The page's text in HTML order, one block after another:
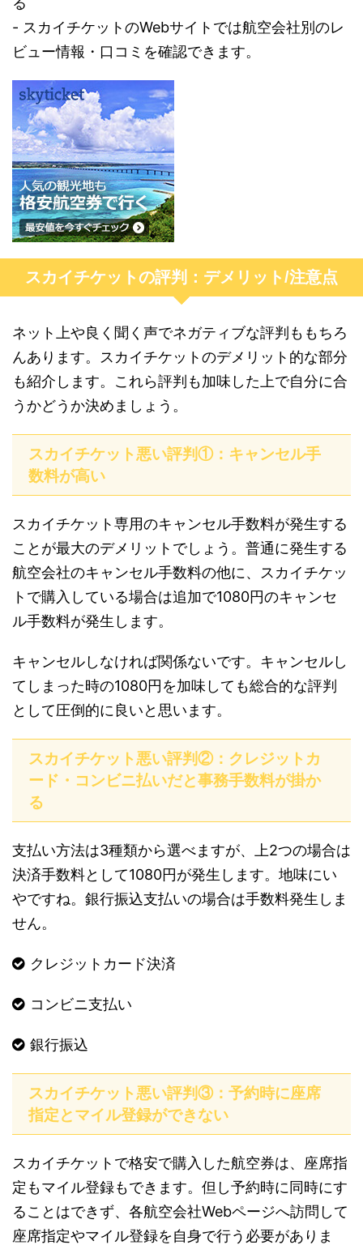
- スカイチケットのWebサイトでは航空会社別のレ
ビュー情報・口コミを確認できます。
スカイチケットの評判：デメリット/注意点
ネット上や良く聞く声でネガティブな評判ももちろ
んあります。スカイチケットのデメリット的な部分
も紹介します。これら評判も加味した上で自分に合
うかどうか決めましょう。
スカイチケット悪い評判①：キャンセル手
数料が高い
スカイチケット専用のキャンセル手数料が発生する
ことが最大のデメリットでしょう。普通に発生する
航空会社のキャンセル手数料の他に、スカイチケッ
トで購入している場合は追加で1080円のキャンセ
ル手数料が発生します。
キャンセルしなければ関係ないです。キャンセルし
てしまった時の1080円を加味しても総合的な評判
として圧倒的に良いと思います。
スカイチケット悪い評判②：クレジットカ
ード・コンビニ払いだと事務手数料が掛か
る
支払い方法は3種類から選べますが、上2つの場合は
決済手数料として1080円が発生します。地味にい
やですね。銀行振込支払いの場合は手数料発生しま
せん。
クレジットカード決済
コンビニ支払い
銀行振込
スカイチケット悪い評判③：予約時に座席
指定とマイル登録ができない
スカイチケットで格安で購入した航空券は、座席指
定もマイル登録もできます。但し予約時に同時にす
ることはできず、各航空会社Webページへ訪問して
座席指定やマイル登録を自身で行う必要がありま